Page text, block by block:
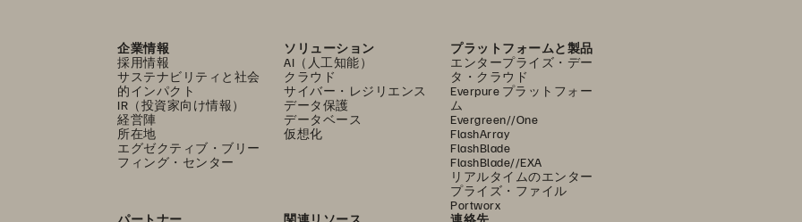
企業情報
採用情報
サステナビリティと社会
的インパクト
IR（投資家向け情報）
経営陣
所在地
エグゼクティブ・ブリー
フィング・センター
ソリューション
AI（人工知能）
クラウド
サイバー・レジリエンス
データ保護
データベース
仮想化
プラットフォームと製品
エンタープライズ・デー
タ・クラウド
Everpure プラットフォー
ム
Evergreen//One
FlashArray
FlashBlade
FlashBlade//EXA
リアルタイムのエンター
プライズ・ファイル
Portworx
パートナー
関連リソース 連絡先